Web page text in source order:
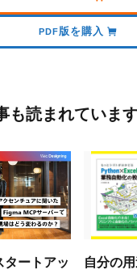
PDF版を購入
も読まれていま
タートアッ
自分の